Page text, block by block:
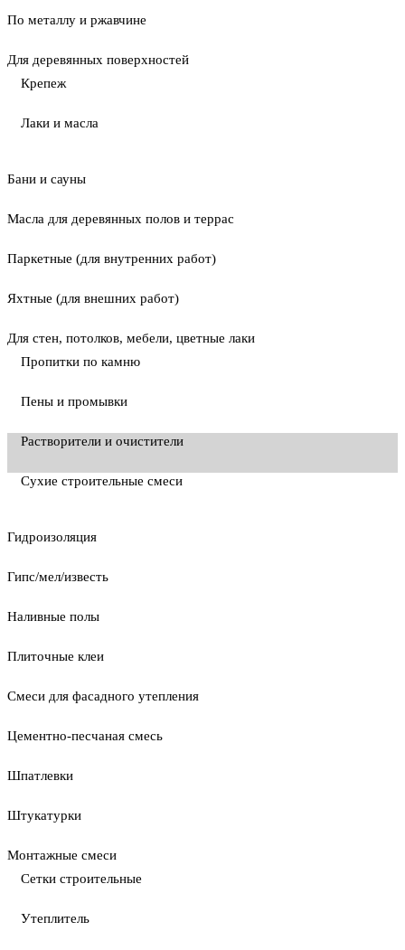
По металлу и ржавчине
Для деревянных поверхностей
Крепеж
Лаки и масла
Бани и сауны
Масла для деревянных полов и террас
Паркетные (для внутренних работ)
Яхтные (для внешних работ)
Для стен, потолков, мебели, цветные лаки
Пропитки по камню
Пены и промывки
Растворители и очистители
Сухие строительные смеси
Гидроизоляция
Гипс/мел/известь
Наливные полы
Плиточные клеи
Смеси для фасадного утепления
Цементно-песчаная смесь
Шпатлевки
Штукатурки
Монтажные смеси
Сетки строительные
Утеплитель